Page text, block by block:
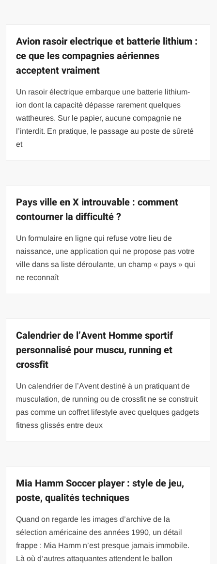
Avion rasoir electrique et batterie lithium :
ce que les compagnies aériennes
acceptent vraiment
Un rasoir électrique embarque une batterie lithium-
ion dont la capacité dépasse rarement quelques
wattheures. Sur le papier, aucune compagnie ne
l’interdit. En pratique, le passage au poste de sûreté
et
Pays ville en X introuvable : comment
contourner la difficulté ?
Un formulaire en ligne qui refuse votre lieu de
naissance, une application qui ne propose pas votre
ville dans sa liste déroulante, un champ « pays » qui
ne reconnaît
Calendrier de l’Avent Homme sportif
personnalisé pour muscu, running et
crossfit
Un calendrier de l’Avent destiné à un pratiquant de
musculation, de running ou de crossfit ne se construit
pas comme un coffret lifestyle avec quelques gadgets
fitness glissés entre deux
Mia Hamm Soccer player : style de jeu,
poste, qualités techniques
Quand on regarde les images d’archive de la
sélection américaine des années 1990, un détail
frappe : Mia Hamm n’est presque jamais immobile.
Là où d’autres attaquantes attendent le ballon